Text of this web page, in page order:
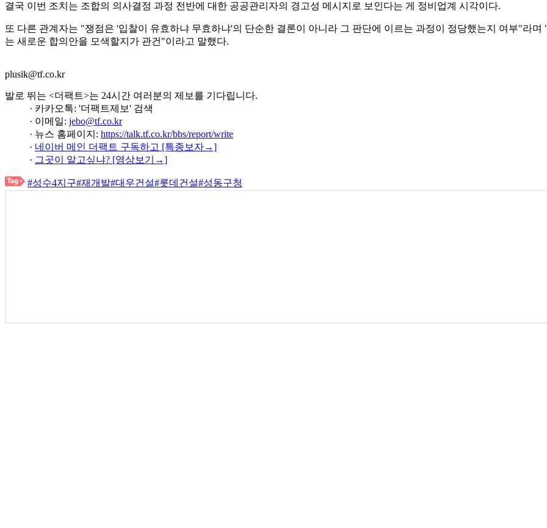
결국 이번 조치는 조합의 의사결정 과정 전반에 대한 공공관리자의 경고성 메시지로 보인다는 게 정비업계 시각이다.
또 다른 관계자는 "쟁점은 '입찰이 유효하냐 무효하냐'의 단순한 결론이 아니라 그 판단에 이르는 과정이 정당했는지 여부"라
는 새로운 합의안을 모색할지가 관건"이라고 말했다.
plusik@tf.co.kr
발로 뛰는 <더팩트>는 24시간 여러분의 제보를 기다립니다.
· 카카오톡: '더팩트제보' 검색
· 이메일: jebo@tf.co.kr
· 뉴스 홈페이지: https://talk.tf.co.kr/bbs/report/write
· 네이버 메인 더팩트 구독하고 [특종보자→]
· 그곳이 알고싶냐? [영상보기→]
#성수4지구#재개발#대우건설#롯데건설#성동구청